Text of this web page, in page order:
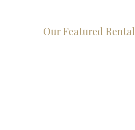
Our Featured